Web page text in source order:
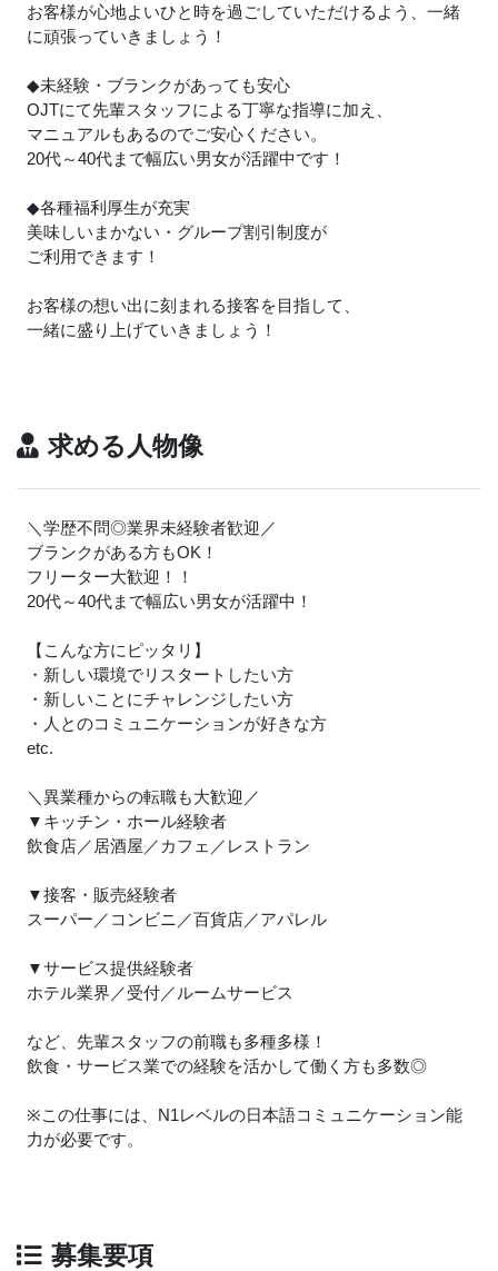
お客様が心地よいひと時を過ごしていただけるよう、一緒
に頑張っていきましょう！
◆未経験・ブランクがあっても安心
OJTにて先輩スタッフによる丁寧な指導に加え、
マニュアルもあるのでご安心ください。
20代～40代まで幅広い男女が活躍中です！
◆各種福利厚生が充実
美味しいまかない・グループ割引制度が
ご利用できます！
お客様の想い出に刻まれる接客を目指して、
一緒に盛り上げていきましょう！
求める人物像
＼学歴不問◎業界未経験者歓迎／
ブランクがある方もOK！
フリーター大歓迎！！
20代～40代まで幅広い男女が活躍中！
【こんな方にピッタリ】
・新しい環境でリスタートしたい方
・新しいことにチャレンジしたい方
・人とのコミュニケーションが好きな方
etc.
＼異業種からの転職も大歓迎／
▼キッチン・ホール経験者
飲食店／居酒屋／カフェ／レストラン
▼接客・販売経験者
スーパー／コンビニ／百貨店／アパレル
▼サービス提供経験者
ホテル業界／受付／ルームサービス
など、先輩スタッフの前職も多種多様！
飲食・サービス業での経験を活かして働く方も多数◎
※この仕事には、N1レベルの日本語コミュニケーション能
力が必要です。
募集要項